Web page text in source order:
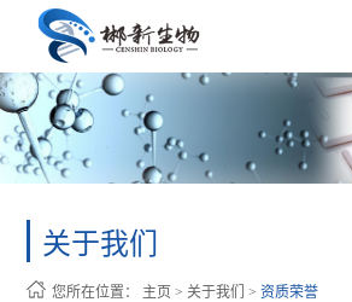
关于我们
您所在位置： 主页 >关于我们 >资质荣誉